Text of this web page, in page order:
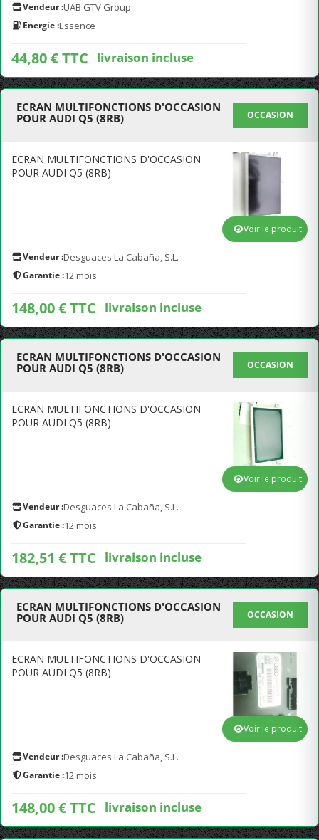
Vendeur :UAB GTV Group
Energie :Essence
44,80 € TTC livraison incluse
ECRAN MULTIFONCTIONS D'OCCASION
POUR AUDI Q5 (8RB)
OCCASION
ECRAN MULTIFONCTIONS D'OCCASION
POUR AUDI Q5 (8RB)
Vendeur :Desguaces La Cabaña, S.L.
Garantie :12 mois
148,00 € TTC livraison incluse
Voir le produit
ECRAN MULTIFONCTIONS D'OCCASION
POUR AUDI Q5 (8RB)
OCCASION
ECRAN MULTIFONCTIONS D'OCCASION
POUR AUDI Q5 (8RB)
Vendeur :Desguaces La Cabaña, S.L.
Garantie :12 mois
182,51 € TTC livraison incluse
Voir le produit
ECRAN MULTIFONCTIONS D'OCCASION
POUR AUDI Q5 (8RB)
OCCASION
ECRAN MULTIFONCTIONS D'OCCASION
POUR AUDI Q5 (8RB)
Vendeur :Desguaces La Cabaña, S.L.
Garantie :12 mois
148,00 € TTC livraison incluse
Voir le produit